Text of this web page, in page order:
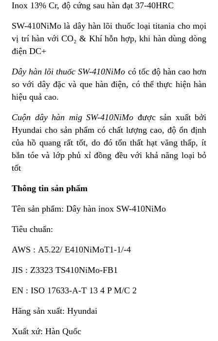
Inox 13% Cr, độ cứng sau hàn đạt 37-40HRC
SW-410NiMo là dây hàn lõi thuốc loại titania cho mọi
vị trí hàn với CO₂ & Khí hỗn hợp, khi hàn dùng dòng
điện DC+
Dây hàn lõi thuốc SW-410NiMo có tốc độ hàn cao hơn
so với dây đặc và que hàn điện, có thể thực hiện hàn
hiệu quả cao.
Cuộn dây hàn mig SW-410NiMo được sản xuất bởi
Hyundai cho sản phẩm có chất lượng cao, độ ổn định
của hồ quang rất tốt, do đó tổn thất hạt văng thấp, ít
bắn tóe và lớp phủ xỉ đồng đều với khả năng loại bỏ
tốt
Thông tin sản phẩm
Tên sản phẩm: Dây hàn inox SW-410NiMo
Tiêu chuẩn:
AWS : A5.22/ E410NiMoT1-1/-4
JIS : Z3323 TS410NiMo-FB1
EN : ISO 17633-A-T 13 4 P M/C 2
Hãng sản xuất: Hyundai
Xuất xứ: Hàn Quốc